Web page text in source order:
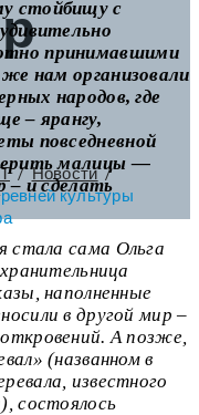
/Новости/
культуры
стойбищу с
принимавшими
нам организовали
народов, где
– ярангу,
повседневной
малицы —
– и сделать
стала сама Ольга
наполненные
в другой мир –
А позже,
(названном в
известного
состоялось